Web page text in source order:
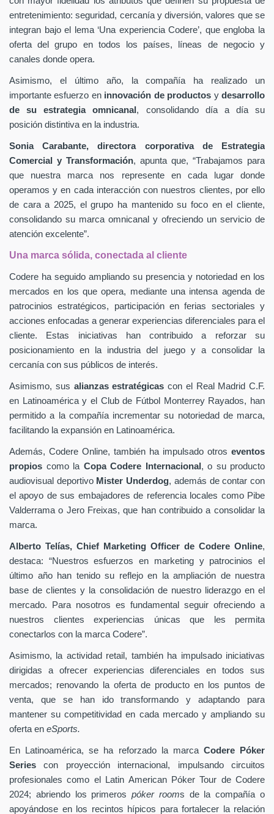
entretenimiento: seguridad, cercanía y diversión, valores que se
integran bajo el lema ‘Una experiencia Codere’, que engloba la
oferta del grupo en todos los países, líneas de negocio y
canales donde opera.
Asimismo, el último año, la compañía ha realizado un
importante esfuerzo en innovación de productos ydesarrollo
de su estrategia omnicanal , consolidando día a día su
posición distintiva en la industria.
Sonia Carabante, directora corporativa de Estrategia
Comercial y Transformación, apunta que, “Trabajamos para
que nuestra marca nos represente en cada lugar donde
operamos y en cada interacción con nuestros clientes, por ello
de cara a 2025, el grupo ha mantenido su foco en el cliente,
consolidando su marca omnicanal y ofreciendo un servicio de
atención excelente”.
Una marca sólida, conectada al cliente
Codere ha seguido ampliando su presencia y notoriedad en los
mercados en los que opera, mediante una intensa agenda de
patrocinios estratégicos, participación en ferias sectoriales y
acciones enfocadas a generar experiencias diferenciales para el
cliente. Estas iniciativas han contribuido a reforzar su
posicionamiento en la industria del juego y a consolidar la
cercanía con sus públicos de interés.
Asimismo, sus alianzas estratégicas con el Real Madrid C.F.
en Latinoamérica y el Club de Fútbol Monterrey Rayados, han
permitido a la compañía incrementar su notoriedad de marca,
facilitando la expansión en Latinoamérica.
Además, Codere Online, también ha impulsado otros eventos
propios como la Copa Codere Internacional , o su producto
audiovisual deportivo Mister Underdog, además de contar con
el apoyo de sus embajadores de referencia locales como Pibe
Valderrama o Jero Freixas, que han contribuido a consolidar la
marca.
Alberto Telías, Chief Marketing Officer de Codere Online,
destaca: “Nuestros esfuerzos en marketing y patrocinios el
último año han tenido su reflejo en la ampliación de nuestra
base de clientes y la consolidación de nuestro liderazgo en el
mercado. Para nosotros es fundamental seguir ofreciendo a
nuestros clientes experiencias únicas que les permita
conectarlos con la marca Codere”.
Asimismo, la actividad retail, también ha impulsado iniciativas
dirigidas a ofrecer experiencias diferenciales en todos sus
mercados; renovando la oferta de producto en los puntos de
venta, que se han ido transformando y adaptando para
mantener su competitividad en cada mercado y ampliando su
oferta en eSports.
En Latinoamérica, se ha reforzado la marca Codere Póker
Series con proyección internacional, impulsando circuitos
profesionales como el Latin American Póker Tour de Codere
2024; abriendo los primerospóker rooms de la compañía o
apoyándose en los recintos hípicos para fortalecer la relación